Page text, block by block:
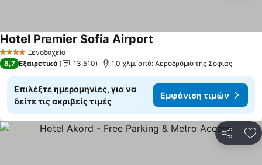
4 ΑστέριαΞενοδοχείο
Hotel Premier Sofia Airport
8,7 Εξαιρετικό 13.510 1.0 χλμ. από: Αεροδρόμιο της Σόφιας
Επιλέξτε ημερομηνίες, για να
δείτε τις ακριβείς τιμές
Εμφάνιση τιμών